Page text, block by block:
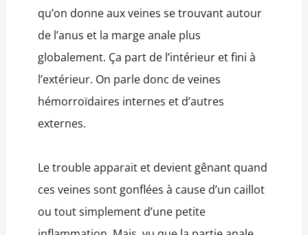
qu’on donne aux veines se trouvant autour
de l’anus et la marge anale plus
globalement. Ça part de l’intérieur et fini à
l’extérieur. On parle donc de veines
hémorroïdaires internes et d’autres
externes.
Le trouble apparait et devient gênant quand
ces veines sont gonflées à cause d’un caillot
ou tout simplement d’une petite